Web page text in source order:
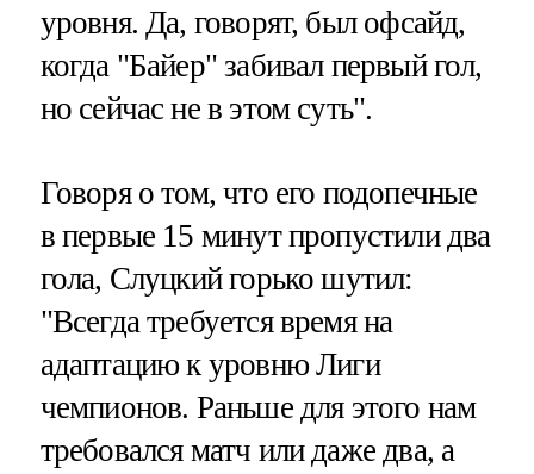
уровня. Да, говорят, был офсайд,
когда "Байер" забивал первый гол,
но сейчас не в этом суть".
Говоря о том, что его подопечные
в первые 15 минут пропустили два
гола, Слуцкий горько шутил:
"Всегда требуется время на
адаптацию к уровню Лиги
чемпионов. Раньше для этого нам
требовался матч или даже два, а